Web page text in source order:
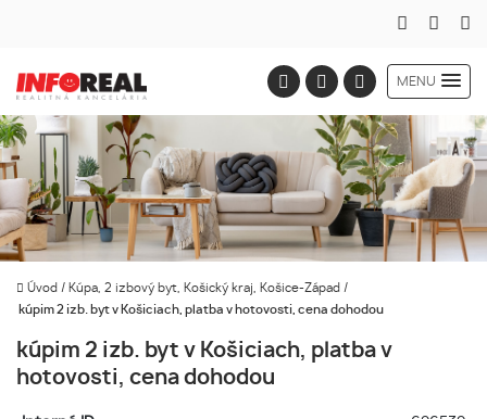
MENU
Úvod / Kúpa, 2 izbový byt, Košický kraj, Košice-Západ /
kúpim 2 izb. byt v Košiciach, platba v hotovosti, cena dohodou
kúpim 2 izb. byt v Košiciach, platba v
hotovosti, cena dohodou